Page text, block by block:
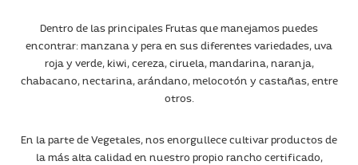
Dentro de las principales Frutas que manejamos puedes
encontrar: manzana y pera en sus diferentes variedades, uva
roja y verde, kiwi, cereza, ciruela, mandarina, naranja,
chabacano, nectarina, arándano, melocotón y castañas, entre
otros.
En la parte de Vegetales, nos enorgullece cultivar productos de
la más alta calidad en nuestro propio rancho certificado,